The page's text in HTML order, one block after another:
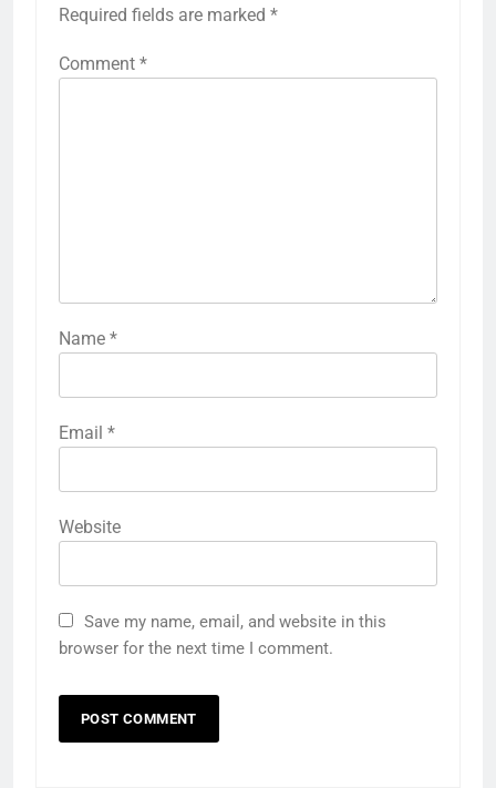
Required fields are marked *
Comment *
Name *
Email *
Website
Save my name, email, and website in this
browser for the next time I comment.